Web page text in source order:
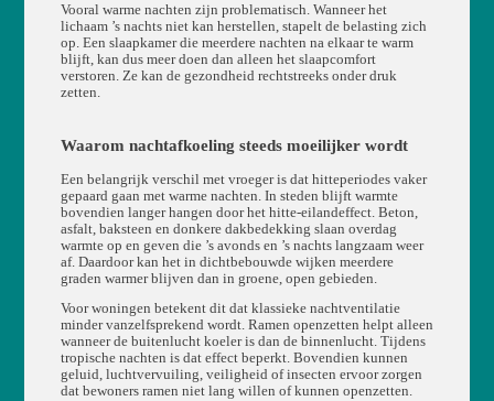
Vooral warme nachten zijn problematisch. Wanneer het
lichaam ’s nachts niet kan herstellen, stapelt de belasting zich
op. Een slaapkamer die meerdere nachten na elkaar te warm
blijft, kan dus meer doen dan alleen het slaapcomfort
verstoren. Ze kan de gezondheid rechtstreeks onder druk
zetten.
Waarom nachtafkoeling steeds moeilijker wordt
Een belangrijk verschil met vroeger is dat hitteperiodes vaker
gepaard gaan met warme nachten. In steden blijft warmte
bovendien langer hangen door het hitte-eilandeffect. Beton,
asfalt, baksteen en donkere dakbedekking slaan overdag
warmte op en geven die ’s avonds en ’s nachts langzaam weer
af. Daardoor kan het in dichtbebouwde wijken meerdere
graden warmer blijven dan in groene, open gebieden.
Voor woningen betekent dit dat klassieke nachtventilatie
minder vanzelfsprekend wordt. Ramen openzetten helpt alleen
wanneer de buitenlucht koeler is dan de binnenlucht. Tijdens
tropische nachten is dat effect beperkt. Bovendien kunnen
geluid, luchtvervuiling, veiligheid of insecten ervoor zorgen
dat bewoners ramen niet lang willen of kunnen openzetten.